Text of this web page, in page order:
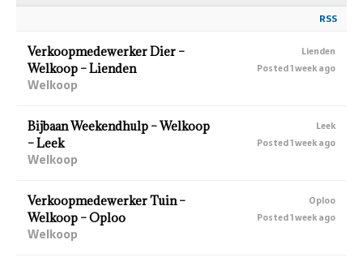
RSS
Verkoopmedewerker Dier –
Welkoop – Lienden
Welkoop
Lienden
Posted 1 week ago
Bijbaan Weekendhulp – Welkoop
– Leek
Welkoop
Leek
Posted 1 week ago
Verkoopmedewerker Tuin –
Welkoop – Oploo
Welkoop
Oploo
Posted 1 week ago